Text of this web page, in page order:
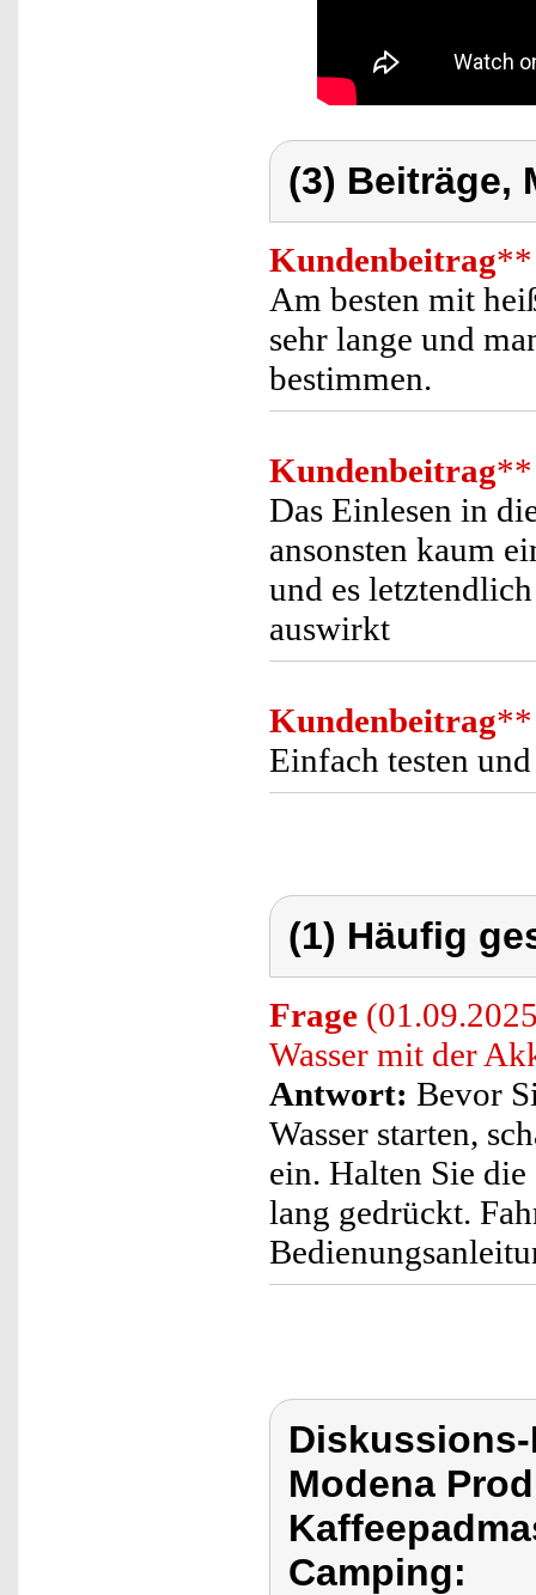
(3) Beiträge,
Kundenbeitrag**
Am besten mit
sehr lange und
bestimmen.
Kundenbeitrag**
Das Einlesen in
ansonsten kaum
und es
auswirkt
Kundenbeitrag**
Einfach testen
(1) Häufig
Frage
Wasser mit der
Antwort: Bevor
Wasser starten,
ein. Halten Sie
lang gedrückt.
Modena
Camping: